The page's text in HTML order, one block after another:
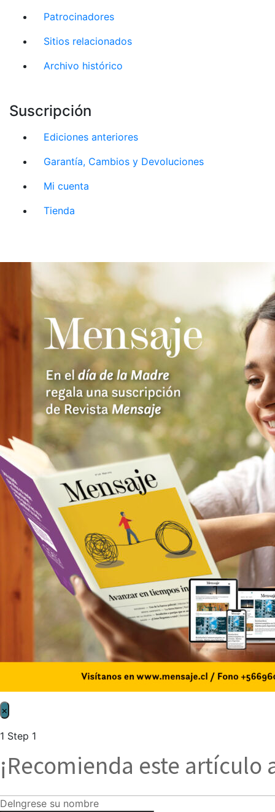
Patrocinadores
Sitios relacionados
Archivo histórico
Suscripción
Ediciones anteriores
Garantía, Cambios y Devoluciones
Mi cuenta
Tienda
×
1 Step 1
¡Recomienda este artículo
DeIngrese su nombre